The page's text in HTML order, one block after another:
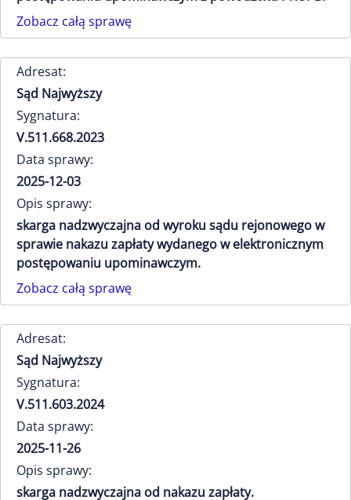
Zobacz całą sprawę
Adresat:
Sąd Najwyższy
Sygnatura:
V.511.668.2023
Data sprawy:
2025-12-03
Opis sprawy:
skarga nadzwyczajna od wyroku sądu rejonowego w
sprawie nakazu zapłaty wydanego w elektronicznym
postępowaniu upominawczym.
Zobacz całą sprawę
Adresat:
Sąd Najwyższy
Sygnatura:
V.511.603.2024
Data sprawy:
2025-11-26
Opis sprawy:
skarga nadzwyczajna od nakazu zapłaty.